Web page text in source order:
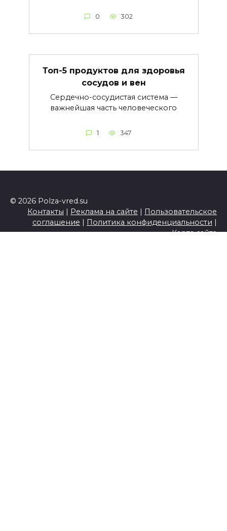
0 302
Топ-5 продуктов для здоровья
сосудов и вен
Сердечно-сосудистая система —
важнейшая часть человеческого
1 347
© 2026 Polza-vred.su
Контакты | Реклама на сайте | Пользовательское
соглашение | Политика конфиденциальности |
Карта сайта